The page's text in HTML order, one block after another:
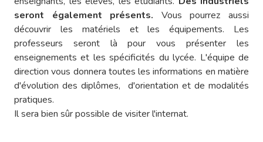
seront également présents. Vous pourrez aussi
découvrir les matériels et les équipements. Les
professeurs seront là pour vous présenter les
enseignements et les spécificités du lycée. L'équipe de
direction vous donnera toutes les informations en matière
d'évolution des diplômes, d'orientation et de modalités
pratiques.
Il sera bien sûr possible de visiter l'internat.